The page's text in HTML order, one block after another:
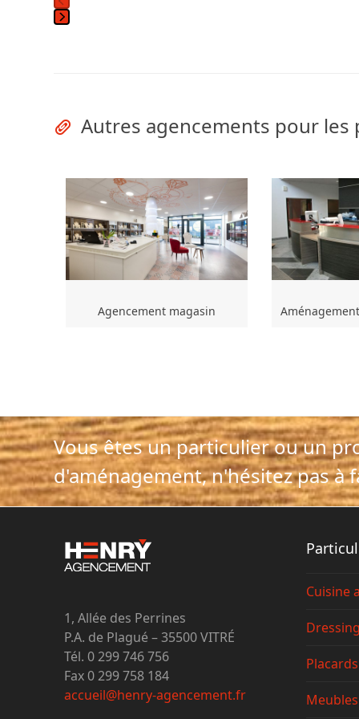
the
Autres agencements pour les
Agencement magasin
Vous êtes un particulier ou un
d'aménagement, n'hésitez pas à
1, Allée des Perrines
P.A. de Plagué – 35500 VITRÉ
Tél. 0 299 746 756
Fax 0 299 758 184
accueil@henry-agencement.fr
Cuisine